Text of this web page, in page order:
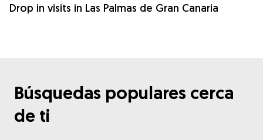
Drop in visits in Las Palmas de Gran Canaria
Búsquedas populares cerca
de ti